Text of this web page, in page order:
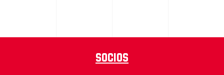
Socios